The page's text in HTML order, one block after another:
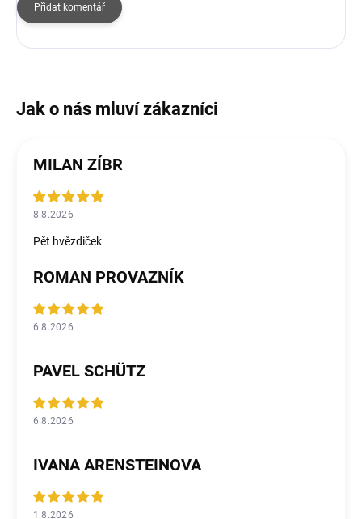
Přidat komentář
MILAN ZÍBR
8.8.2026
Pět hvězdiček
ROMAN PROVAZNÍK
6.8.2026
PAVEL SCHÜTZ
6.8.2026
IVANA ARENSTEINOVA
1.8.2026